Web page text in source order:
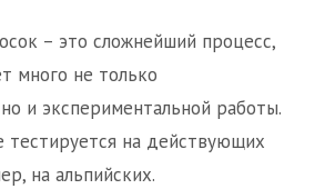
– это сложнейший процесс,
много не только
и экспериментальной работы.
тестируется на действующих
на альпийских.